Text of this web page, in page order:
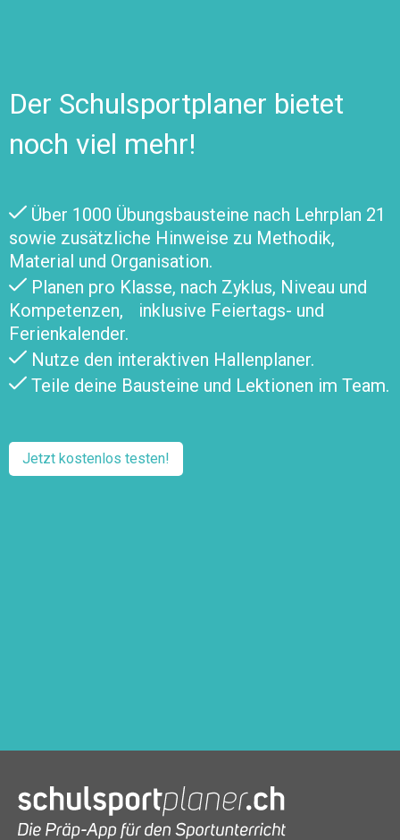
Der Schulsportplaner bietet
noch viel mehr!
Über 1000 Übungsbausteine nach Lehrplan 21
sowie zusätzliche Hinweise zu Methodik,
Material und Organisation.
Planen pro Klasse, nach Zyklus, Niveau und
Kompetenzen, inklusive Feiertags- und
Ferienkalender.
Nutze den interaktiven Hallenplaner.
Teile deine Bausteine und Lektionen im Team.
Jetzt kostenlos testen!